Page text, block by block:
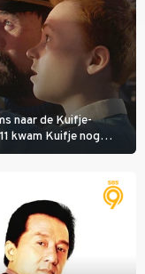
naar de Kuifje-
kwam Kuifje nog
Steven Spielberg.